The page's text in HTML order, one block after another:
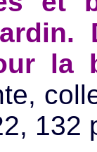
la
132